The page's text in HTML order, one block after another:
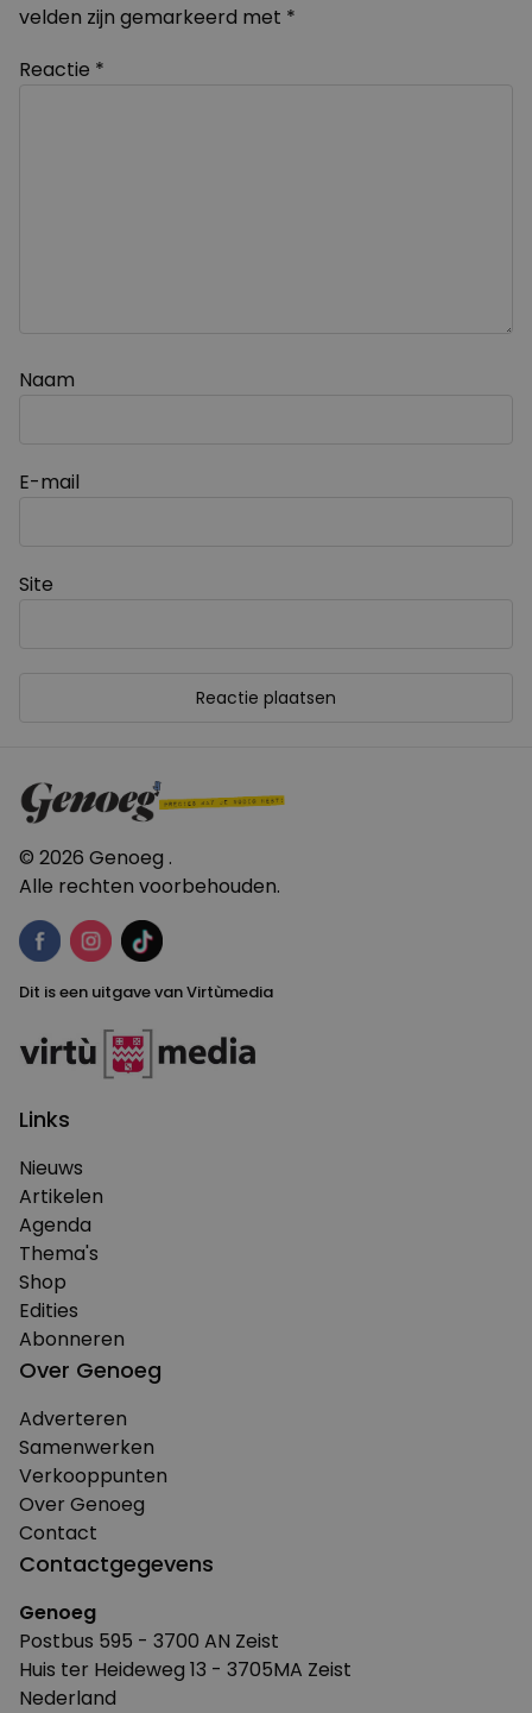
velden zijn gemarkeerd met *
Reactie *
Naam
E-mail
Site
© 2026 Genoeg .
Alle rechten voorbehouden.
Dit is een uitgave van Virtùmedia
Links
Nieuws
Artikelen
Agenda
Thema's
Shop
Edities
Abonneren
Over Genoeg
Adverteren
Samenwerken
Verkooppunten
Over Genoeg
Contact
Contactgegevens
Genoeg
Postbus 595 - 3700 AN Zeist
Huis ter Heideweg 13 - 3705MA Zeist
Nederland